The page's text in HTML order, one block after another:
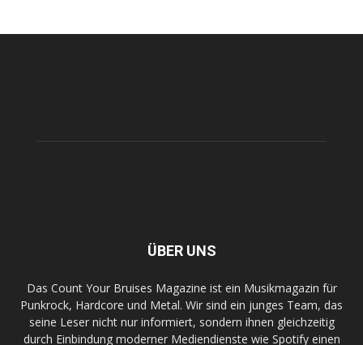
ÜBER UNS
Das Count Your Bruises Magazine ist ein Musikmagazin für
Punkrock, Hardcore und Metal. Wir sind ein junges Team, das
seine Leser nicht nur informiert, sondern ihnen gleichzeitig
durch Einbindung moderner Mediendienste wie Spotify einen